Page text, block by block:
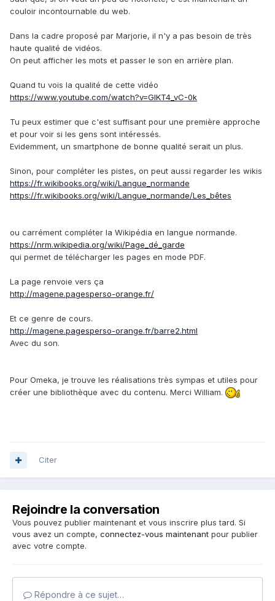
couloir incontournable du web.
Dans la cadre proposé par Marjorie, il n'y a pas besoin de très
haute qualité de vidéos.
On peut afficher les mots et passer le son en arrière plan.
Quand tu vois la qualité de cette vidéo
https://www.youtube.com/watch?v=GIKT4_vC-0k
Tu peux estimer que c'est suffisant pour une première approche
et pour voir si les gens sont intéressés.
Evidemment, un smartphone de bonne qualité serait un plus.
Sinon, pour compléter les pistes, on peut aussi regarder les wikis
https://fr.wikibooks.org/wiki/Langue_normande
https://fr.wikibooks.org/wiki/Langue_normande/Les_bêtes
ou carrément compléter la Wikipédia en langue normande.
https://nrm.wikipedia.org/wiki/Page_dé_garde
qui permet de télécharger les pages en mode PDF.
La page renvoie vers ça
http://magene.pagesperso-orange.fr/
Et ce genre de cours.
http://magene.pagesperso-orange.fr/barre2.html
Avec du son.
Pour Omeka, je trouve les réalisations très sympas et utiles pour
créer une bibliothèque avec du contenu. Merci William.
Citer
Rejoindre la conversation
Vous pouvez publier maintenant et vous inscrire plus tard. Si
vous avez un compte, connectez-vous maintenant pour publier
avec votre compte.
Répondre à ce sujet…